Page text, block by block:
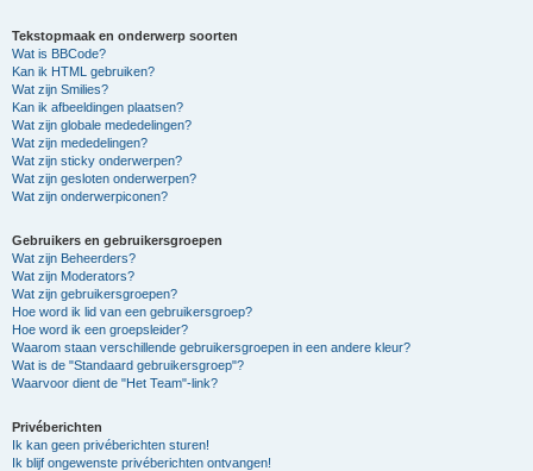
Tekstopmaak en onderwerp soorten
Wat is BBCode?
Kan ik HTML gebruiken?
Wat zijn Smilies?
Kan ik afbeeldingen plaatsen?
Wat zijn globale mededelingen?
Wat zijn mededelingen?
Wat zijn sticky onderwerpen?
Wat zijn gesloten onderwerpen?
Wat zijn onderwerpiconen?
Gebruikers en gebruikersgroepen
Wat zijn Beheerders?
Wat zijn Moderators?
Wat zijn gebruikersgroepen?
Hoe word ik lid van een gebruikersgroep?
Hoe word ik een groepsleider?
Waarom staan verschillende gebruikersgroepen in een andere kleur?
Wat is de "Standaard gebruikersgroep"?
Waarvoor dient de "Het Team"-link?
Privéberichten
Ik kan geen privéberichten sturen!
Ik blijf ongewenste privéberichten ontvangen!